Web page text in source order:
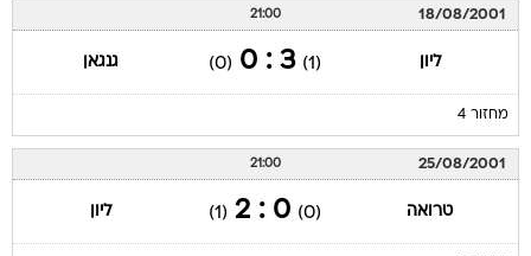
18/08/2001
21:00
ליון (1)
3 : 0
(0) גנגאן
מחזור 4
25/08/2001
21:00
טרואה (0)
0 : 2
(1) ליון